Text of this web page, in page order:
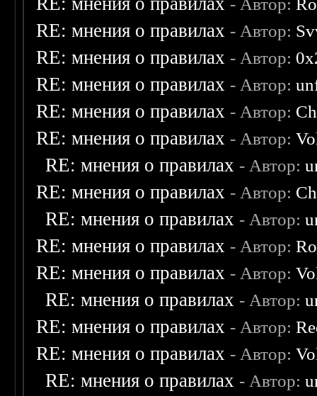
- Автор:
RE: мнения о правилах - Автор:
RE: мнения о правилах - Автор:
RE: мнения о правилах - Автор:
RE: мнения о правилах - Автор:
RE: мнения о правилах - Автор:
RE: мнения о правилах - Автор:
RE: мнения о правилах - Автор:
RE: мнения о правилах - Автор:
RE: мнения о правилах - Автор:
RE: мнения о правилах - Автор:
RE: мнения о правилах - Автор:
RE: мнения о правилах - Автор:
RE: мнения о правилах - Автор:
RE: мнения о правилах - Автор: